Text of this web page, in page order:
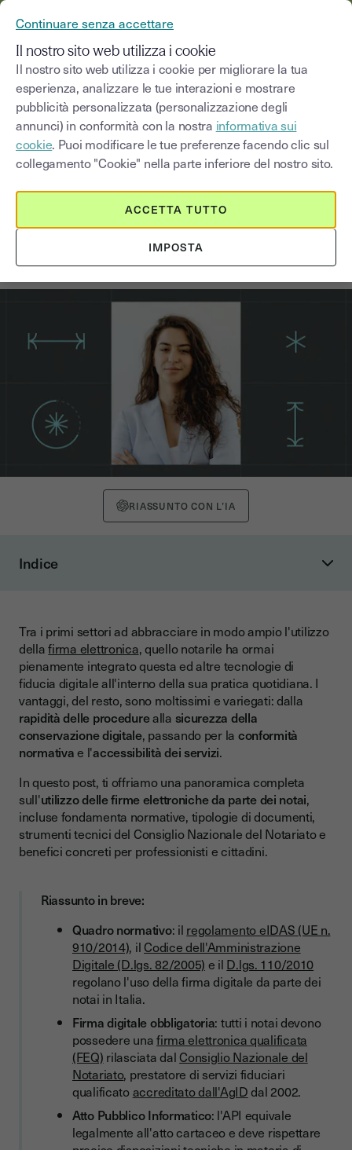
Blog
Seleziona una categoria Saisissez un terme
Notai e firma elettronica: regole e
documenti di applicazione
RIASSUNTO CON L’IA
Indice
Definizione di firma digitale
Ambiti di applicazione della firma digitale nel settore
notarile
Atti Pubblici Informatici
Copie di atti notarili
Scritture private autenticate
Assemblee digitali
Tabella riepilogativa: Tipi di documenti firmati digitalmente
dal notaio
I vantaggi della digitalizzazione per i notai
Anche i clienti devono possedere la firma digitale?
Come si realizza un Atto Pubblico Informatico
Conclusione
Tra i primi settori ad abbracciare in modo ampio l'utilizzo
dellafirma elettronica, quello notarile ha ormai
pienamente integrato questa ed altre tecnologie di
fiducia digitale all'interno della sua pratica quotidiana. I
vantaggi, del resto, sono moltissimi e variegati: dalla
rapidità delle procedurealla sicurezza della
conservazione digitale, passando per la conformità
normativae l'accessibilità dei servizi.
In questo post, ti offriamo una panoramica completa
sull'utilizzo delle firme elettroniche da parte dei notai,
incluse fondamenta normative, tipologie di documenti,
strumenti tecnici del Consiglio Nazionale del Notariato e
benefici concreti per professionisti e cittadini.
Riassunto in breve:
Quadro normativo: il regolamento eIDAS (UE n.
910/2014), il Codice dell'Amministrazione
Digitale (D.lgs. 82/2005) e il D.lgs. 110/2010
regolano l'uso della firma digitale da parte dei
notai in Italia.
Firma digitale obbligatoria: tutti i notai devono
possedere unafirma elettronica qualificata
(FEQ) rilasciata dal Consiglio Nazionale del
Notariato, prestatore di servizi fiduciari
qualificatoaccreditato dall'AgIDdal 2002.
Atto Pubblico Informatico: l'API equivale
legalmente all'atto cartaceo e deve rispettare
Continuare senza accettare
Il nostro sito web utilizza i cookie
Il nostro sito web utilizza i cookie per migliorare la tua
esperienza, analizzare le tue interazioni e mostrare
pubblicità personalizzata (personalizzazione degli
annunci) in conformità con la nostra informativa sui
cookie. Puoi modificare le tue preferenze facendo clic sul
collegamento "Cookie" nella parte inferiore del nostro sito.
IMPOSTA
ACCETTA TUTTO